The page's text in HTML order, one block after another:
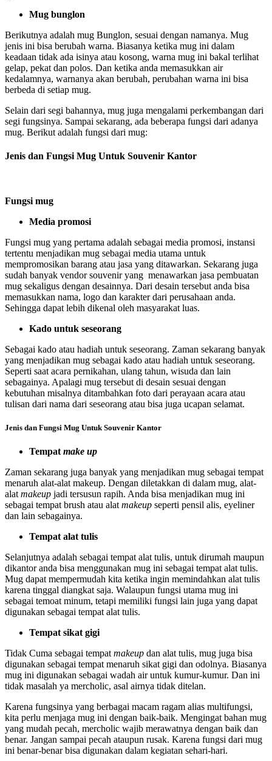
Mug bunglon
Berikutnya adalah mug Bunglon, sesuai dengan namanya. Mug
jenis ini bisa berubah warna. Biasanya ketika mug ini dalam
keadaan tidak ada isinya atau kosong, warna mug ini bakal terlihat
gelap, pekat dan polos. Dan ketika anda memasukkan air
kedalamnya, warnanya akan berubah, perubahan warna ini bisa
berbeda di setiap mug.
Selain dari segi bahannya, mug juga mengalami perkembangan dari
segi fungsinya. Sampai sekarang, ada beberapa fungsi dari adanya
mug. Berikut adalah fungsi dari mug:
Jenis dan Fungsi Mug Untuk Souvenir Kantor
Fungsi mug
Media promosi
Fungsi mug yang pertama adalah sebagai media promosi, instansi
tertentu menjadikan mug sebagai media utama untuk
mempromosikan barang atau jasa yang ditawarkan. Sekarang juga
sudah banyak vendor souvenir yang menawarkan jasa pembuatan
mug sekaligus dengan desainnya. Dari desain tersebut anda bisa
memasukkan nama, logo dan karakter dari perusahaan anda.
Sehingga dapat lebih dikenal oleh masyarakat luas.
Kado untuk seseorang
Sebagai kado atau hadiah untuk seseorang. Zaman sekarang banyak
yang menjadikan mug sebagai kado atau hadiah untuk seseorang.
Seperti saat acara pernikahan, ulang tahun, wisuda dan lain
sebagainya. Apalagi mug tersebut di desain sesuai dengan
kebutuhan misalnya ditambahkan foto dari perayaan acara atau
tulisan dari nama dari seseorang atau bisa juga ucapan selamat.
Jenis dan Fungsi Mug Untuk Souvenir Kantor
Tempat make up
Zaman sekarang juga banyak yang menjadikan mug sebagai tempat
menaruh alat-alat makeup. Dengan diletakkan di dalam mug, alat-
alat makeup jadi tersusun rapih. Anda bisa menjadikan mug ini
sebagai tempat brush atau alat makeup seperti pensil alis, eyeliner
dan lain sebagainya.
Tempat alat tulis
Selanjutnya adalah sebagai tempat alat tulis, untuk dirumah maupun
dikantor anda bisa menggunakan mug ini sebagai tempat alat tulis.
Mug dapat mempermudah kita ketika ingin memindahkan alat tulis
karena tinggal diangkat saja. Walaupun fungsi utama mug ini
sebagai temoat minum, tetapi memiliki fungsi lain juga yang dapat
digunakan sebagai tempat alat tulis.
Tempat sikat gigi
Tidak Cuma sebagai tempat makeup dan alat tulis, mug juga bisa
digunakan sebagai tempat menaruh sikat gigi dan odolnya. Biasanya
mug ini digunakan sebagai wadah air untuk kumur-kumur. Dan ini
tidak masalah ya mercholic, asal airnya tidak ditelan.
Karena fungsinya yang berbagai macam ragam alias multifungsi,
kita perlu menjaga mug ini dengan baik-baik. Mengingat bahan mug
yang mudah pecah, mercholic wajib merawatnya dengan baik dan
benar. Jangan sampai pecah ataupun rusak. Karena fungsi dari mug
ini benar-benar bisa digunakan dalam kegiatan sehari-hari.